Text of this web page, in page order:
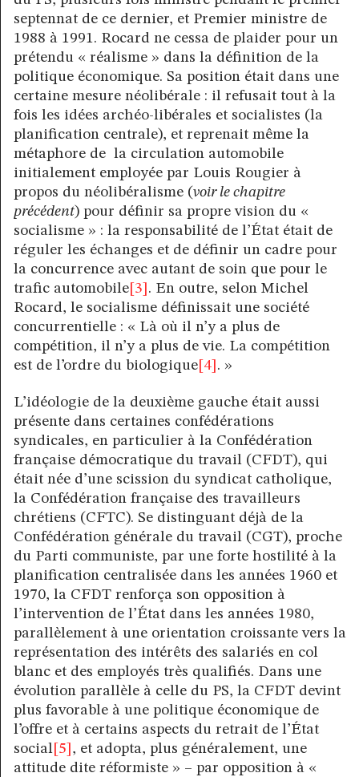
septennat de ce dernier, et Premier ministre de
1988 à 1991. Rocard ne cessa de plaider pour un
prétendu « réalisme » dans la définition de la
politique économique. Sa position était dans une
certaine mesure néolibérale : il refusait tout à la
fois les idées archéo-libérales et socialistes (la
planification centrale), et reprenait même la
métaphore de la circulation automobile
initialement employée par Louis Rougier à
propos du néolibéralisme (voir le chapitre
précédent) pour définir sa propre vision du «
socialisme » : la responsabilité de l’État était de
réguler les échanges et de définir un cadre pour
la concurrence avec autant de soin que pour le
trafic automobile [3] . En outre, selon Michel
Rocard, le socialisme définissait une société
concurrentielle : « Là où il n’y a plus de
compétition, il n’y a plus de vie. La compétition
est de l’ordre du biologique [4] . »
L’idéologie de la deuxième gauche était aussi
présente dans certaines confédérations
syndicales, en particulier à la Confédération
française démocratique du travail (CFDT), qui
était née d’une scission du syndicat catholique,
la Confédération française des travailleurs
chrétiens (CFTC). Se distinguant déjà de la
Confédération générale du travail (CGT), proche
du Parti communiste, par une forte hostilité à la
planification centralisée dans les années 1960 et
1970, la CFDT renforça son opposition à
l’intervention de l’État dans les années 1980,
parallèlement à une orientation croissante vers la
représentation des intérêts des salariés en col
blanc et des employés très qualifiés. Dans une
évolution parallèle à celle du PS, la CFDT devint
plus favorable à une politique économique de
l’offre et à certains aspects du retrait de l’État
social[5] , et adopta, plus généralement, une
attitude dite réformiste » – par opposition à «